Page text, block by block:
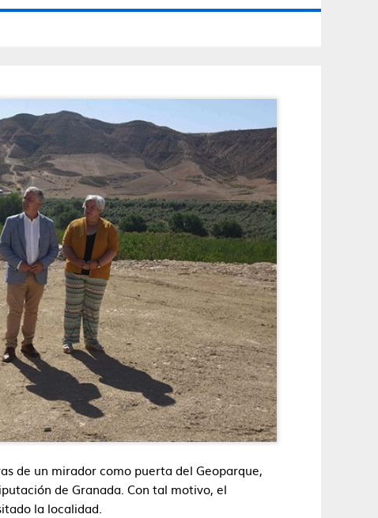
de un mirador como puerta del Geoparque,
de Granada. Con tal motivo, el
la localidad.